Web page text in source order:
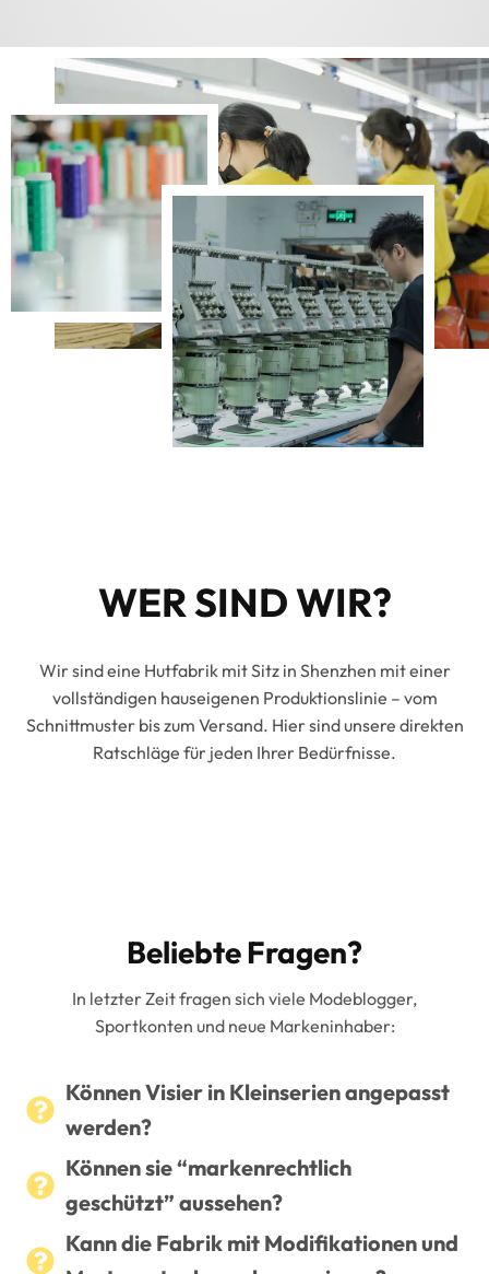
WER SIND WIR?
Wir sind eine Hutfabrik mit Sitz in Shenzhen mit einer
vollständigen hauseigenen Produktionslinie – vom
Schnittmuster bis zum Versand. Hier sind unsere direkten
Ratschläge für jeden Ihrer Bedürfnisse.
Beliebte Fragen?
In letzter Zeit fragen sich viele Modeblogger,
Sportkonten und neue Markeninhaber:
Können Visier in Kleinserien angepasst
werden?
Können sie “markenrechtlich
geschützt” aussehen?
Kann die Fabrik mit Modifikationen und